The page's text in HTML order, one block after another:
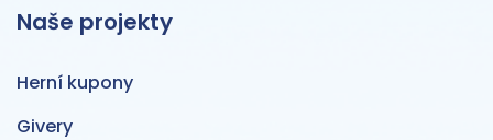
Naše projekty
Herní kupony
Givery